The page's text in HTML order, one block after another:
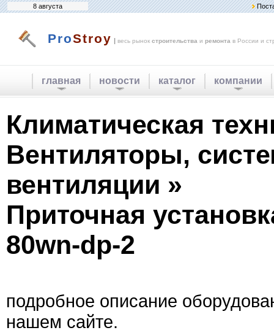
8 августа
ProStroy | весь рынок строительства и ремонта в России и
главная новости каталог компании
Климатическая
Вентиляторы,
вентиляции »
Приточная
80wn-dp-2
подробное описание
нашем сайте.